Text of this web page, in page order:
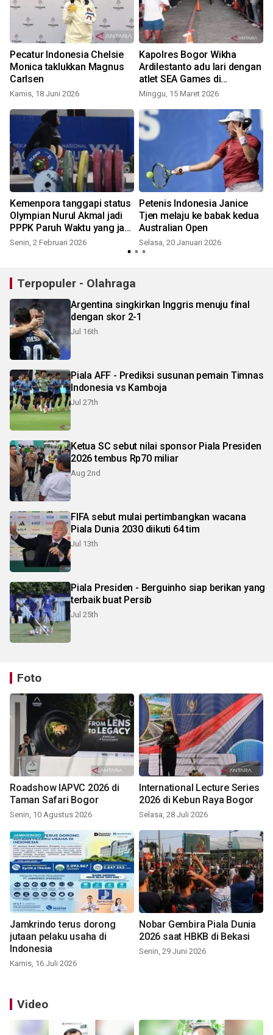
Pecatur Indonesia Chelsie
Monica taklukkan Magnus
Carlsen
Kamis, 18 Juni 2026
Kapolres Bogor Wikha
Ardilestanto adu lari dengan
atlet SEA Games di
Pakansari
Minggu, 15 Maret 2026
Kemenpora tanggapi status
Olympian Nurul Akmal jadi
PPPK Paruh Waktu yang jadi
sorotan publik
Senin, 2 Februari 2026
Petenis Indonesia Janice
Tjen melaju ke babak kedua
Australian Open
Selasa, 20 Januari 2026
Terpopuler - Olahraga
Argentina singkirkan Inggris menuju final
dengan skor 2-1
Jul 16th
Piala AFF - Prediksi susunan pemain Timnas
Indonesia vs Kamboja
Jul 27th
Ketua SC sebut nilai sponsor Piala Presiden
2026 tembus Rp70 miliar
Aug 2nd
FIFA sebut mulai pertimbangkan wacana
Piala Dunia 2030 diikuti 64 tim
Jul 13th
Piala Presiden - Berguinho siap berikan yang
terbaik buat Persib
Jul 25th
Foto
Roadshow IAPVC 2026 di
Taman Safari Bogor
Senin, 10 Agustus 2026
International Lecture Series
2026 di Kebun Raya Bogor
Selasa, 28 Juli 2026
Jamkrindo terus dorong
jutaan pelaku usaha di
Indonesia
Kamis, 16 Juli 2026
Nobar Gembira Piala Dunia
2026 saat HBKB di Bekasi
Senin, 29 Juni 2026
Video